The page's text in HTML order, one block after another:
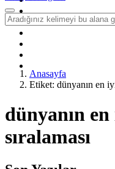
Kitaplar
Sağlık
Anasayfa
Etiket: dünyanın en
dünyanın
sıralaması